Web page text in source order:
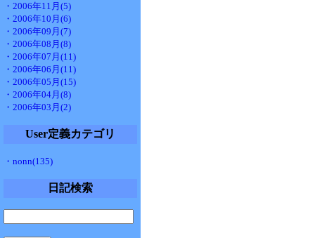
・2006年11月(5)
・2006年10月(6)
・2006年09月(7)
・2006年08月(8)
・2006年07月(11)
・2006年06月(11)
・2006年05月(15)
・2006年04月(8)
・2006年03月(2)
User定義カテゴリ
・nonn(135)
日記検索